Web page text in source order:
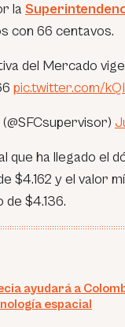
la
con 66 centavos.
del Mercado
pic.twitter.com/
que ha llegado el
$4.162 y el valor
$4.136.
ayudará a
espacial